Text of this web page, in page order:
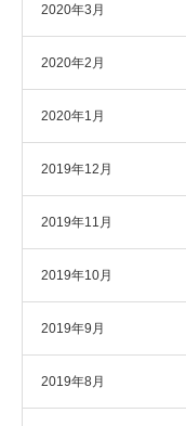
2020年3月
2020年2月
2020年1月
2019年12月
2019年11月
2019年10月
2019年9月
2019年8月